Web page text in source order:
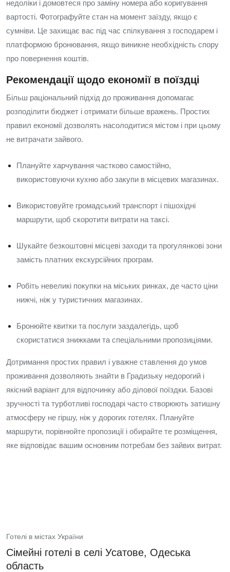
недоліки і домовтеся про заміну номера або коригування
вартості. Фотографуйте стан на момент заїзду, якщо є
сумніви. Це захищає вас під час спілкування з господарем і
платформою бронювання, якщо виникне необхідність спору
про повернення коштів.
Рекомендації щодо економії в поїздці
Більш раціональний підхід до проживання допомагає
розподілити бюджет і отримати більше вражень. Простих
правил економії дозволять насолодитися містом і при цьому
не витрачати зайвого.
Плануйте харчування частково самостійно,
використовуючи кухню або закупи в місцевих магазинах.
Використовуйте громадський транспорт і пішохідні
маршрути, щоб скоротити витрати на таксі.
Шукайте безкоштовні місцеві заходи та прогулянкові зони
замість платних екскурсійних програм.
Робіть невеликі покупки на міських ринках, де часто ціни
нижчі, ніж у туристичних магазинах.
Бронюйте квитки та послуги заздалегідь, щоб
скористатися знижками та спеціальними пропозиціями.
Дотримання простих правил і уважне ставлення до умов
проживання дозволяють знайти в Градизьку недорогий і
якісний варіант для відпочинку або ділової поїздки. Базові
зручності та турботливі господарі часто створюють затишну
атмосферу не гіршу, ніж у дорогих готелях. Плануйте
маршрути, порівнюйте пропозиції і обирайте те розміщення,
яке відповідає вашим основним потребам без зайвих витрат.
Готелі в містах України
Сімейні готелі в селі Усатове, Одеська
область